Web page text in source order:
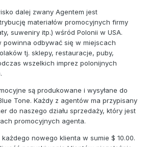
dalej zwany Agentem jest
materiałów promocyjnych firmy
suweniry itp.) wśród Polonii w USA.
powinna odbywać się w miejscach
tj. sklepy, restauracje, puby,
wszelkich imprez polonijnych
są produkowane i wysyłane do
Tone. Każdy z agentów ma przypisany
do naszego działu sprzedaży, który jest
promocyjnych agenta.
nowego klienta w sumie $ 10.00.